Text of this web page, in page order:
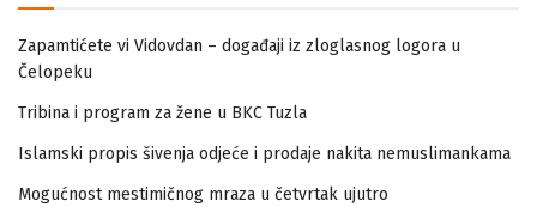
Zapamtićete vi Vidovdan – događaji iz zloglasnog logora u
Čelopeku
Tribina i program za žene u BKC Tuzla
Islamski propis šivenja odjeće i prodaje nakita nemuslimankama
Mogućnost mestimičnog mraza u četvrtak ujutro